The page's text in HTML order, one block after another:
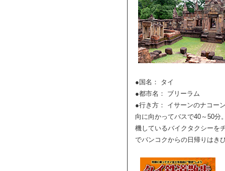
●国名： タイ
●都市名： ブリーラム
●行き方： イサーンのナコー
向に向かってバスで40～50分
機しているバイクタクシーを
でバンコクからの日帰りはき